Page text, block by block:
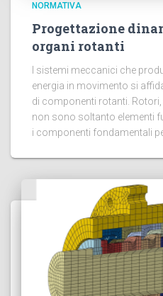
NORMATIVA
Progettazione
organi rotanti
I sistemi meccanici che
energia in movimento si
di componenti rotanti.
non sono soltanto elementi
i componenti fondamentali